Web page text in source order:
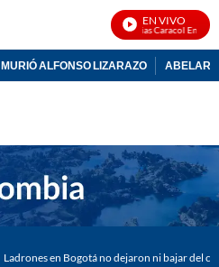
EN VIVO
Noticias Caracol En Vivo
MURIÓ ALFONSO LIZARAZO
Ladrones en Bogotá no dejaron ni bajar del